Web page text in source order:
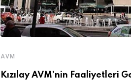
AVM
Kızılay AVM’nin Faaliyetleri